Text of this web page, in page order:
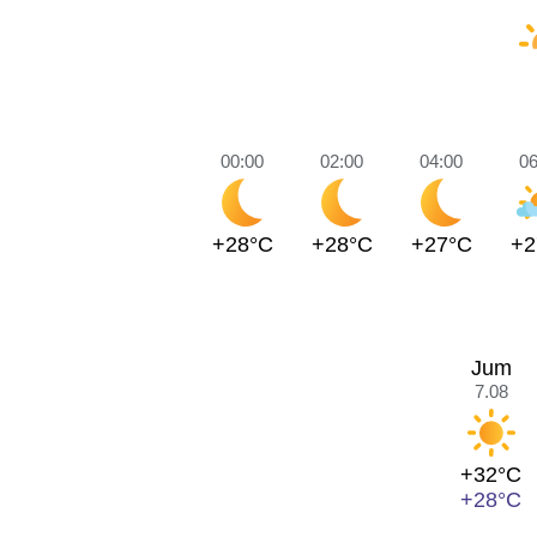
00:00
+28°C
02:00
+28°C
04:00
+27°C
Jum
7.08
+32°C
+28°C